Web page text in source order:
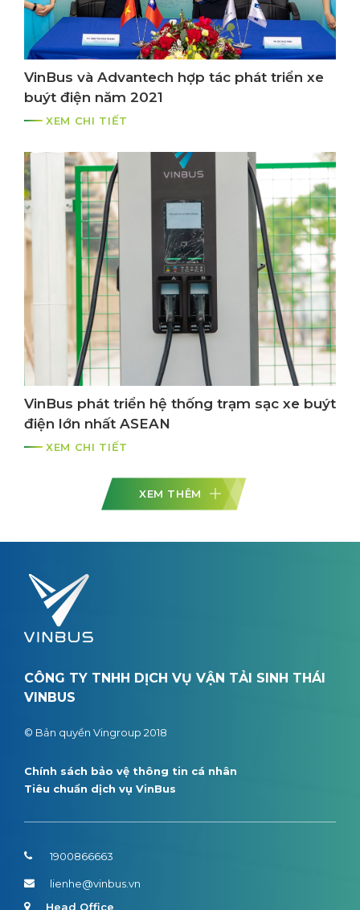
VinBus và Advantech hợp tác phát triển xe
buýt điện năm 2021
XEM CHI TIẾT
VinBus phát triển hệ thống trạm sạc xe buýt
điện lớn nhất ASEAN
XEM CHI TIẾT
XEM THÊM
CÔNG TY TNHH DỊCH VỤ VẬN TẢI SINH THÁI
VINBUS
© Bản quyền Vingroup 2018
Chính sách bảo vệ thông tin cá nhân
Tiêu chuẩn dịch vụ VinBus
1900866663
lienhe@vinbus.vn
Head Office